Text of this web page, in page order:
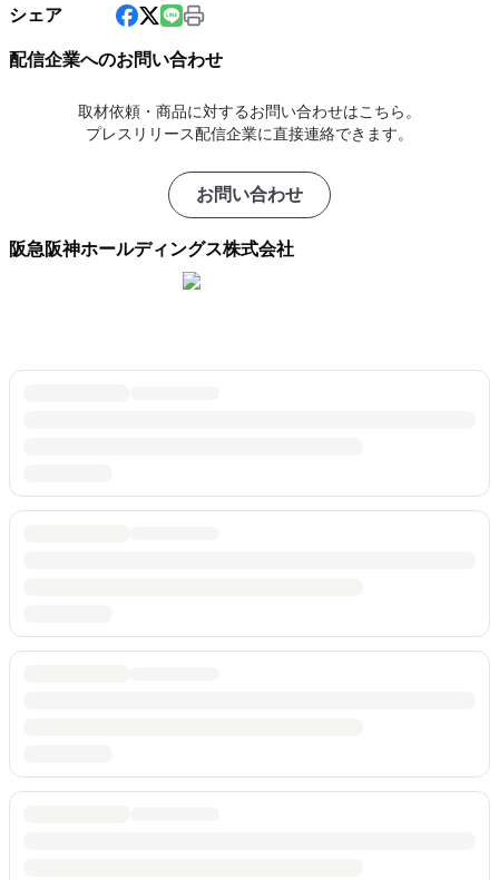
シェア
配信企業へのお問い合わせ
取材依頼・商品に対するお問い合わせはこちら。
プレスリリース配信企業に直接連絡できます。
お問い合わせ
阪急阪神ホールディングス株式会社